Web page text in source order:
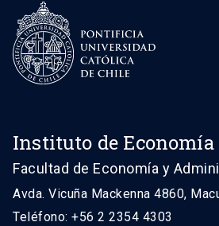
Instituto de Economía
Facultad de Economía y
Avda. Vicuña Mackenna 4860,
Teléfono: +56 2 2354 4303